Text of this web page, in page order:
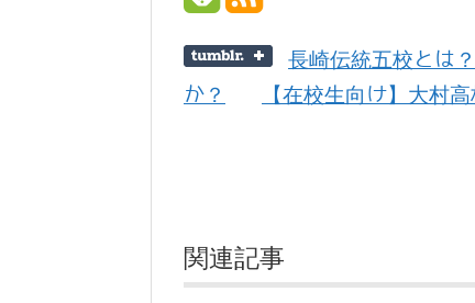
長崎伝統五校とは？
か？
【在校生向け】大村
関連記事